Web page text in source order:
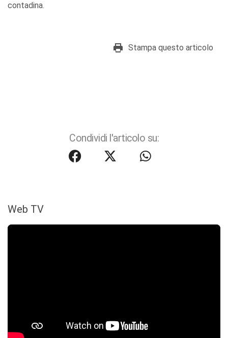
contadina.
Stampa questo articolo
Condividi l'articolo su:
Web TV